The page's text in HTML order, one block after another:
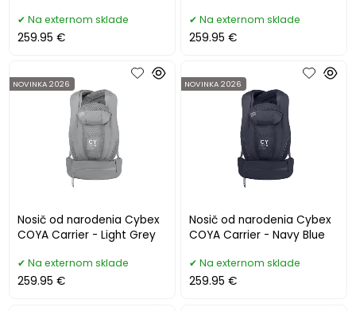
Na externom sklade
259.95 €
Na externom sklade
259.95 €
Nosič od narodenia Cybex
COYA Carrier - Light Grey
NOVINKA 2026
Na externom sklade
259.95 €
Nosič od narodenia Cybex
COYA Carrier - Navy Blue
NOVINKA 2026
Na externom sklade
259.95 €